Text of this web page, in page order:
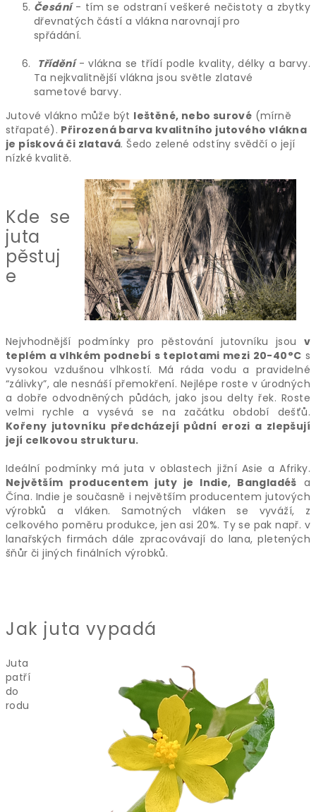
Česání- tím se odstraní veškeré nečistoty a zbytky
dřevnatých částí a vlákna narovnají pro
spřádání.
Třídění- vlákna se třídí podle kvality, délky a barvy.
Ta nejkvalitnější vlákna jsou světle zlatavé
sametové barvy.
Jutové vlákno může být leštěné, nebo surové (mírně
střapaté). Přirozená barva kvalitního jutového vlákna
je písková či zlatavá. Šedo zelené odstíny svědčí o její
nízké kvalitě.
Kde se
juta
pěstuj
e
Nejvhodnější podmínky pro pěstování jutovníku jsou v
teplém a vlhkém podnebí s teplotami mezi 20-40°C s
vysokou vzdušnou vlhkostí. Má ráda vodu a pravidelné
“zálivky”, ale nesnáší přemokření. Nejlépe roste v úrodných
a dobře odvodněných půdách, jako jsou delty řek. Roste
velmi rychle a vysévá se na začátku období dešťů.
Kořeny jutovníku předcházejí půdní erozi a zlepšují
její celkovou strukturu.
Ideální podmínky má juta v oblastech jižní Asie a Afriky.
Největším producentem juty je Indie, Bangladéš a
Čína. Indie je současně i největším producentem jutových
výrobků a vláken. Samotných vláken se vyváží, z
celkového poměru produkce, jen asi 20%. Ty se pak např. v
lanařských firmách dále zpracovávají do lana, pletených
šňůr či jiných finálních výrobků.
Jak juta vypadá
Juta
patří
do
rodu